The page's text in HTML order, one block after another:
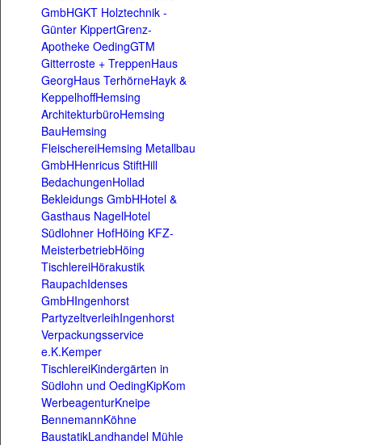
GmbHGKT Holztechnik -
Günter KippertGrenz-
Apotheke OedingGTM
Gitterroste + TreppenHaus
GeorgHaus TerhörneHayk &
KeppelhoffHemsing
ArchitekturbüroHemsing
BauHemsing
FleischereiHemsing Metallbau
GmbHHenricus StiftHill
BedachungenHollad
Bekleidungs GmbHHotel &
Gasthaus NagelHotel
Südlohner HofHöing KFZ-
MeisterbetriebHöing
TischlereiHörakustik
RaupachIdenses
GmbHIngenhorst
PartyzeltverleihIngenhorst
Verpackungsservice
e.K.Kemper
TischlereiKindergärten in
Südlohn und OedingKipKom
WerbeagenturKneipe
BennemannKöhne
BaustatikLandhandel Mühle